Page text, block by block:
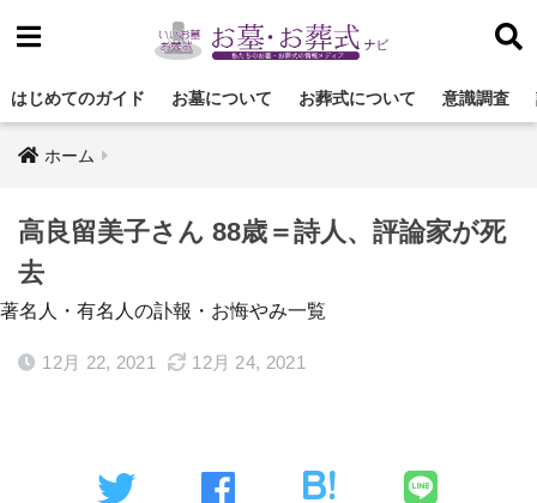
はじめてのガイド お墓について お葬式について 意識調査
ホーム
高良留美子さん 88歳＝詩人、評論家が死
去
著名人・有名人の訃報・お悔やみ一覧
12月 22, 2021 12月 24, 2021